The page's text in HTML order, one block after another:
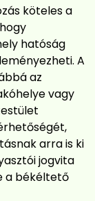
köteles a
hatóság
A
az
vagy
arra is ki
jogvita
a békéltető